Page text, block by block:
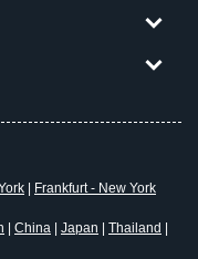
Frankfurt - New York
China Japan Thailand